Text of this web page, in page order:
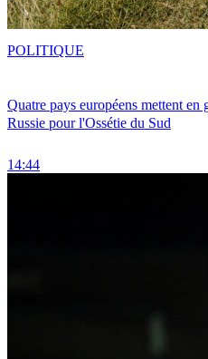
Quatre pays européens mettent en
Russie pour l'Ossétie du Sud
14:44
POLITIQUE